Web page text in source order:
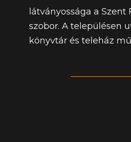
látványossága a Szent
szobor. A településen
könyvtár és teleház